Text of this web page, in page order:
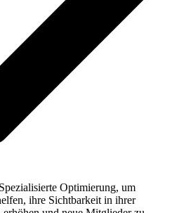
Optimierung, um
ihre Sichtbarkeit in ihrer